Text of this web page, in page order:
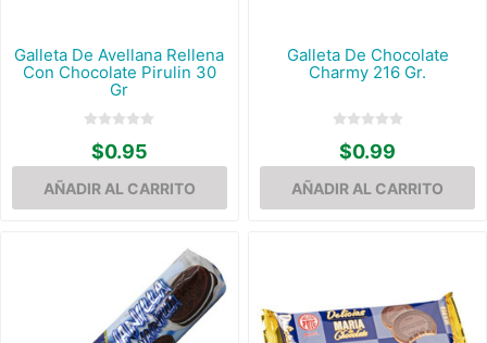
Galleta De Avellana Rellena
Con Chocolate Pirulin 30
Gr
$0.95
Galleta De Chocolate
Charmy 216 Gr.
$0.99